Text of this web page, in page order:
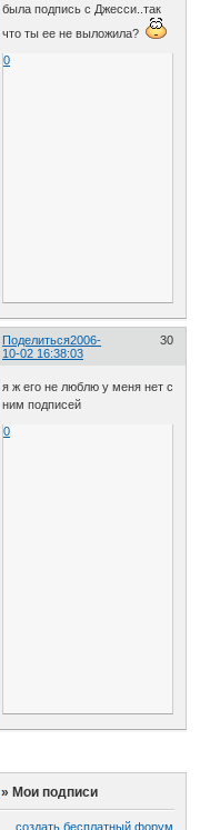
была подпись с Джесси..так
что ты ее не выложила?
0
Поделиться 30
2006-
10-02 16:38:03
я ж его не люблю у меня нет с
ним подписей
0
» Мои подписи
создать бесплатный форум